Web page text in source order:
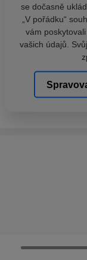
se dočasně
„V pořádku“
vám
vašich údajů.